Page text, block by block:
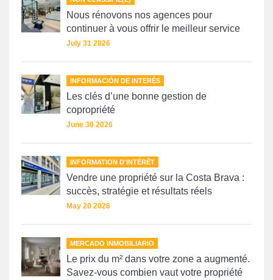
Nous rénovons nos agences pour
continuer à vous offrir le meilleur service
July 31 2026
INFORMACIÓN DE INTERÉS
Les clés d’une bonne gestion de
copropriété
June 30 2026
INFORMATION D'INTÉRÊT
Vendre une propriété sur la Costa Brava :
succès, stratégie et résultats réels
May 20 2026
MERCADO INMOBILIARIO
Le prix du m² dans votre zone a augmenté.
Savez-vous combien vaut votre propriété